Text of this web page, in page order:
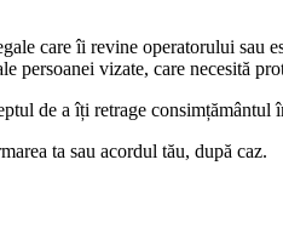
care îi revine operatorului sau
vizate, care necesită
de a îți retrage consimțământul
ta sau acordul tău, după caz.